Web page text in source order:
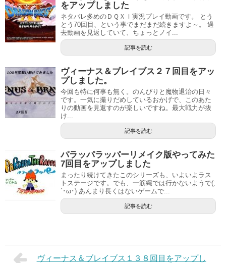
をアップしました
ネタバレ多めのＤＱＸＩ実況プレイ動画です。 とう
とう70回目、という事でまだまだ続きますよ～。 過
去動画を見返していて、ちょっとノイ...
記事を読む
ヴィーナス＆ブレイブス２７回目をアッ
プしました。
今回も特に何事も無く。のんびりと魔物退治の日々
です。一気に撮りだめしているおかげで、このあた
りの動画を見返すのが楽しいですね。最大戦力が抜
け...
記事を読む
パラッパラッパーリメイク版やってみた
7回目をアップしました
まったり続けてきたこのシリーズも、いよいよラス
トステージです。でも、一筋縄では行かないようで(;
´･ω･) あんまり長くはないゲームで...
記事を読む
ヴィーナス＆ブレイブス１３８回目をアップし